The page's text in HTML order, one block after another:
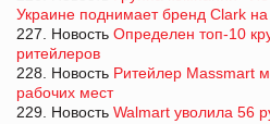
Украине поднимает бренд Clark
227. Новость Определен топ-10
ритейлеров
228. Новость Ритейлер Massmart
рабочих мест
229. Новость Walmart уволила 56